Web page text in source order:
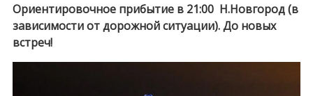
Ориентировочное прибытие в 21:00 Н.Новгород (в
зависимости от дорожной ситуации). До новых
встреч!